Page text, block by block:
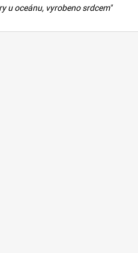
u oceánu, vyrobeno srdcem"